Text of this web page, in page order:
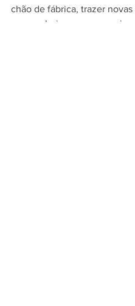
chão de fábrica, trazer novas
companheiras para o